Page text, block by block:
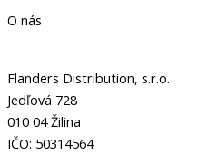
O nás
Flanders Distribution, s.r.o.
Jedľová 728
010 04 Žilina
IČO: 50314564